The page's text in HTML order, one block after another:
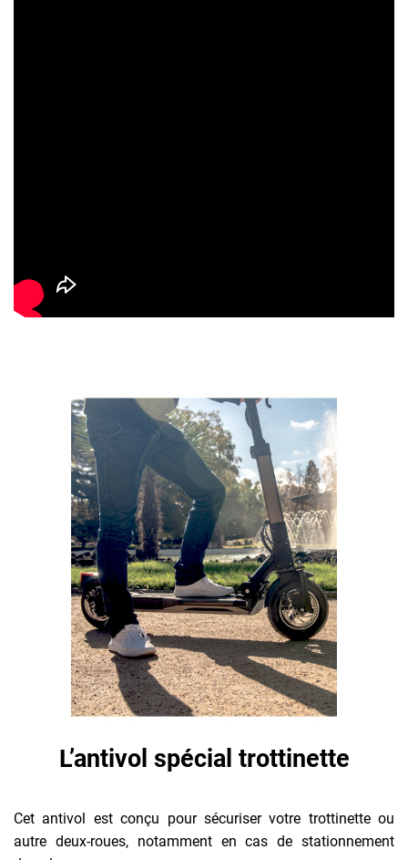
L’antivol spécial trottinette
Cet antivol est conçu pour sécuriser votre trottinette ou
autre deux-roues, notamment en cas de stationnement